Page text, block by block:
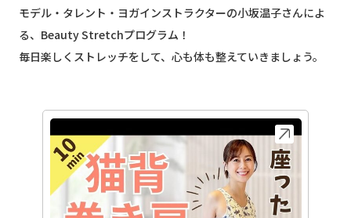
モデル・タレント・ヨガインストラクターの小坂温子さんによ
る、Beauty Stretchプログラム！
毎日楽しくストレッチをして、心も体も整えていきましょう。